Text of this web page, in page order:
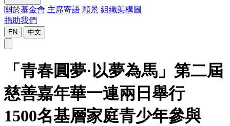
關於基金會 主席寄語 願景 組織架構圖
捐助我們
EN 中文
「青春圓夢·以夢為馬」第二屆
慈善嘉年華一連兩日舉行
1500名基層家庭青少年參與